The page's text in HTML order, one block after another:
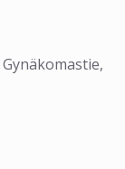
Gynäkomastie,